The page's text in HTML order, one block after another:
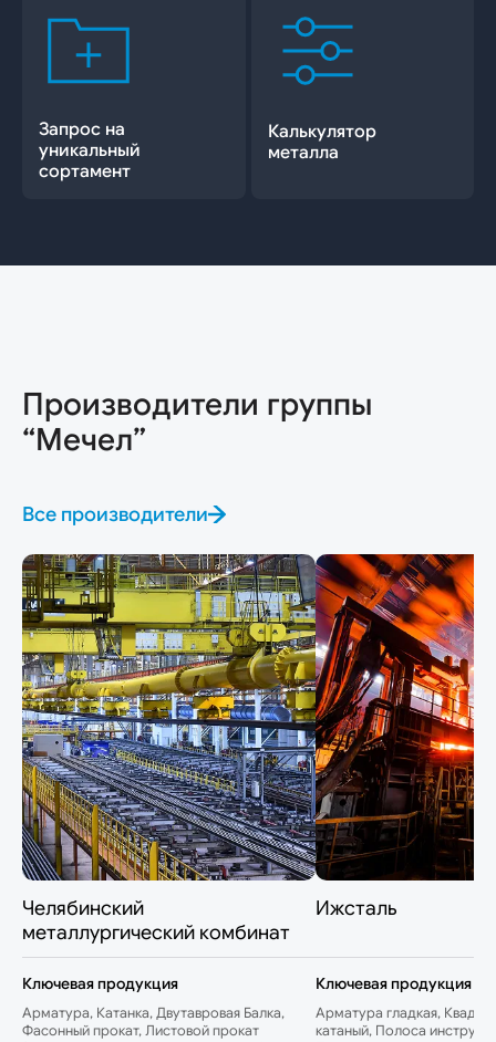
Запрос на
уникальный
сортамент
Калькулятор
металла
Производители группы
“Мечел”
Все производители
Челябинский
металлургический комбинат
Ключевая продукция
Арматура, Катанка, Двутавровая Балка,
Фасонный прокат, Листовой прокат
Ижсталь
Ключевая продукция
Арматура гладкая,
катаный, Полоса